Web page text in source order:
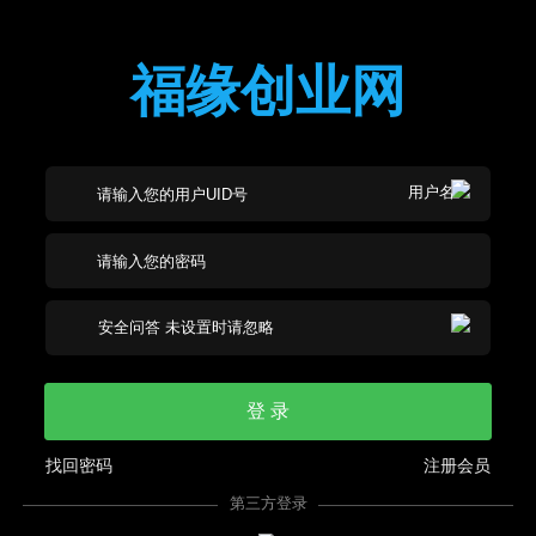
福缘创业网
登 录
注册会员
找回密码
第三方登录